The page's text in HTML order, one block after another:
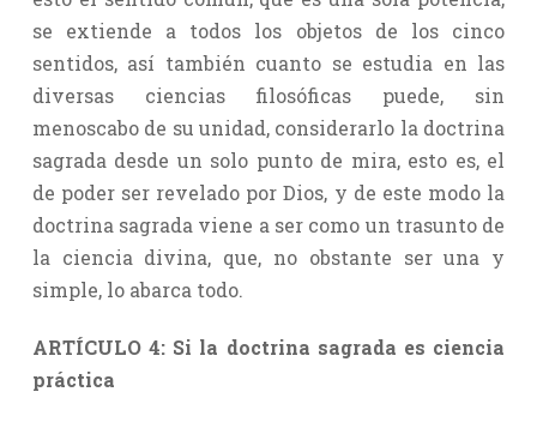
se extiende a todos los objetos de los cinco
sentidos, así también cuanto se estudia en las
diversas ciencias filosóficas puede, sin
menoscabo de su unidad, considerarlo la doctrina
sagrada desde un solo punto de mira, esto es, el
de poder ser revelado por Dios, y de este modo la
doctrina sagrada viene a ser como un trasunto de
la ciencia divina, que, no obstante ser una y
simple, lo abarca todo.
ARTÍCULO 4: Si la doctrina sagrada es ciencia
práctica